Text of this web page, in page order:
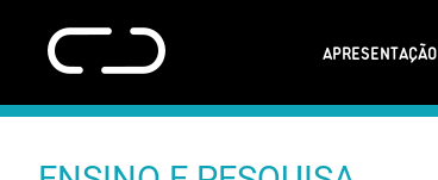
APRESENTAÇÃO